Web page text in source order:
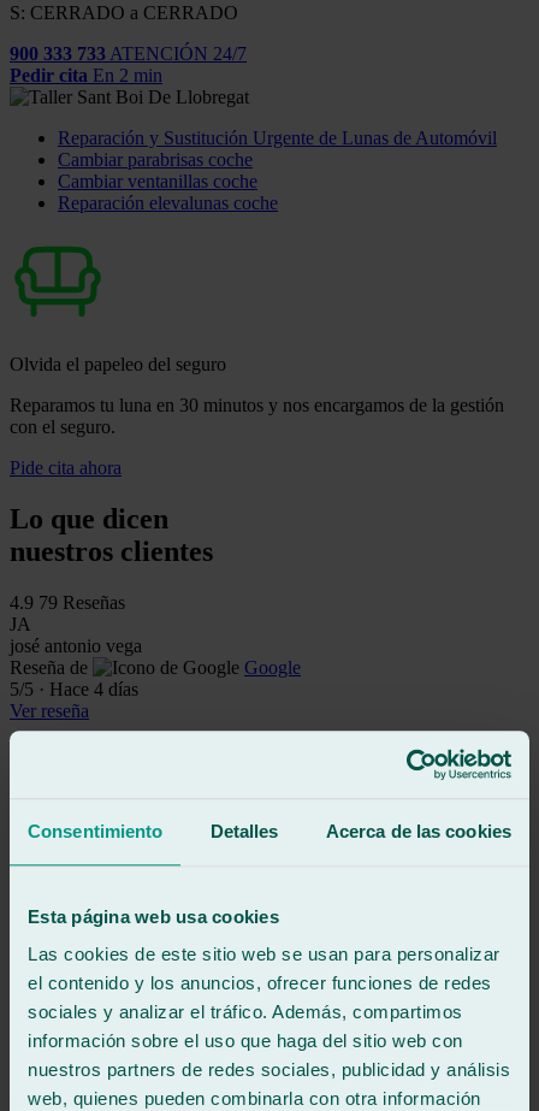
Consentimiento Detalles Acerca de las cookies
Esta página web usa cookies
Las cookies de este sitio web se usan para personalizar
el contenido y los anuncios, ofrecer funciones de redes
sociales y analizar el tráfico. Además, compartimos
información sobre el uso que haga del sitio web con
nuestros partners de redes sociales, publicidad y análisis
web, quienes pueden combinarla con otra información
S: CERRADO a CERRADO
900 333 733 ATENCIÓN 24/7
Pedir cita En 2 min
Reparación y Sustitución Urgente de Lunas de Automóvil
Cambiar parabrisas coche
Cambiar ventanillas coche
Reparación elevalunas coche
Olvida el papeleo del seguro
Reparamos tu luna en 30 minutos y nos encargamos de la gestión
con el seguro.
Pide cita ahora
Lo que dicen
nuestros clientes
4.9 79 Reseñas
JA
josé antonio vega
Reseña de
Google
5/5 · Hace 4 días
Ver reseña
En media hora tenía el parabrisas arreglado y ellos hacen las
gestiones con el seguro, así que mi experiencia ha sido llegar, dejarlo
Ver reseña
/5· Hace 1 semana
Ver reseña
Excelentes profesionales!!
Muy contento por su amabilidad, rapidez y muy atentos.
Volveria sin dudarlo.
Gracias!!!
Ver reseña